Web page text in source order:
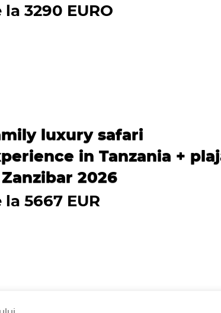
la 3290 EURO
luxury safari
in Tanzania +
2026
la 5667 EUR